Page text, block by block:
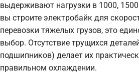
выдерживают нагрузки в 1000,
вы строите электробайк для
перевозки тяжелых грузов, это
выбор. Отсутствие трущихся
подшипников) делает их
правильном охлаждении.